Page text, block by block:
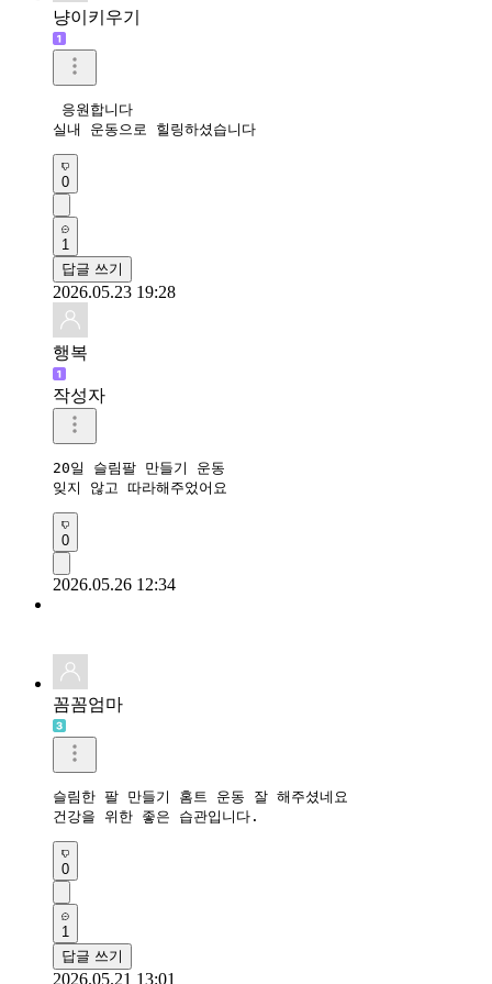
냥이키우기
응원합니다
실내 운동으로 힐링하셨습니다
0
1
답글 쓰기
2026.05.23 19:28
행복
작성자
20일 슬림팔 만들기 운동
잊지 않고 따라해주었어요
0
2026.05.26 12:34
꼼꼼엄마
슬림한 팔 만들기 홈트 운동 잘 해주셨네요
건강을 위한 좋은 습관입니다.
0
1
답글 쓰기
2026.05.21 13:01